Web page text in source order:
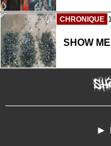
CHRONIQUE
SHOW
►